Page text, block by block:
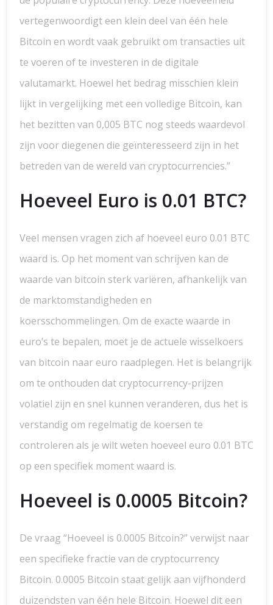
vertegenwoordigt een klein deel van één hele
Bitcoin en wordt vaak gebruikt om transacties uit
te voeren of te investeren in de digitale
valutamarkt. Hoewel het bedrag misschien klein
lijkt in vergelijking met een volledige Bitcoin, kan
het bezitten van 0,005 BTC nog steeds waardevol
zijn voor diegenen die geïnteresseerd zijn in het
betreden van de wereld van cryptocurrencies.”
Hoeveel Euro is 0.01 BTC?
Veel mensen vragen zich af hoeveel euro 0.01 BTC
waard is. Op het moment van schrijven kan de
waarde van bitcoin sterk variëren, afhankelijk van
de marktomstandigheden en
koersschommelingen. Om de exacte waarde in
euro’s te bepalen, moet je de actuele wisselkoers
van bitcoin naar euro raadplegen. Het is belangrijk
om te onthouden dat cryptocurrency-prijzen
volatiel zijn en snel kunnen veranderen, dus het is
verstandig om regelmatig de koersen te
controleren als je wilt weten hoeveel euro 0.01 BTC
op een specifiek moment waard is.
Hoeveel is 0.0005 Bitcoin?
De vraag “Hoeveel is 0.0005 Bitcoin?” verwijst naar
een specifieke fractie van de cryptocurrency
Bitcoin. 0.0005 Bitcoin staat gelijk aan vijfhonderd
duizendsten van één hele Bitcoin. Hoewel dit een